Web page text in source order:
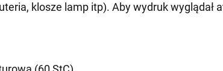
klosze lamp itp). Aby wydruk